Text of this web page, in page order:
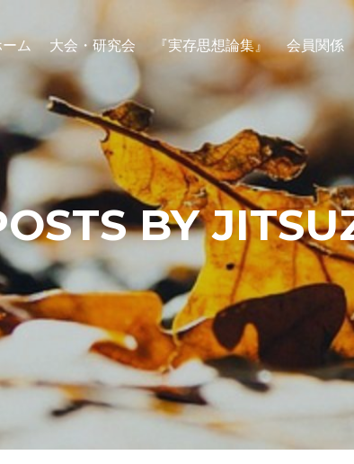
ーム 大会・研究会 『実存思想論集』 会員関係
BY